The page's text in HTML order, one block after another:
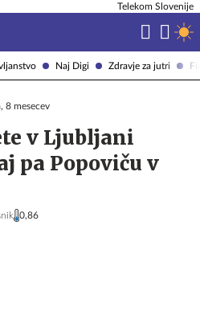
Naj Digi Zdravje za jutri
Telekom Slovenije
8 mesecev
v Ljubljani
pa Popoviču v
0,86